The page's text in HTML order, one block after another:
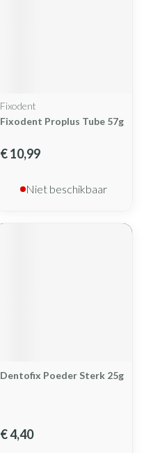
Fixodent
Fixodent Proplus Tube 57g
€ 10,99
Niet beschikbaar
Dentofix Poeder Sterk 25g
€ 4,40